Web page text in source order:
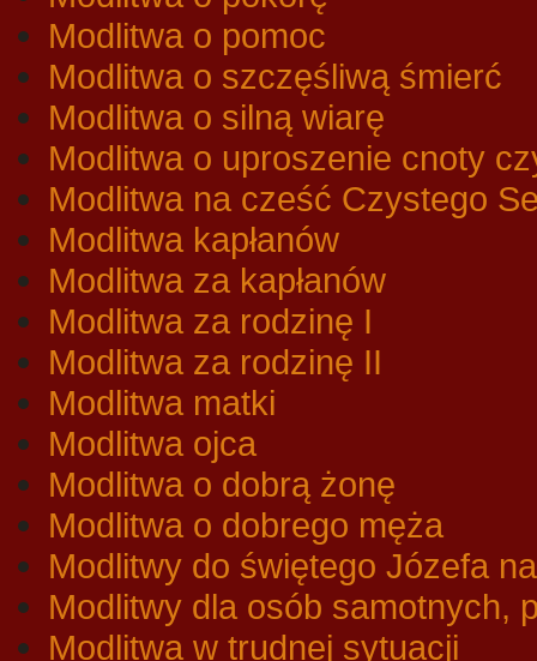
Modlitwa o pomoc
Modlitwa o szczęśliwą śmierć
Modlitwa o silną wiarę
Modlitwa o uproszenie cnoty
Modlitwa na cześć Czystego
Modlitwa kapłanów
Modlitwa za kapłanów
Modlitwa za rodzinę I
Modlitwa za rodzinę II
Modlitwa matki
Modlitwa ojca
Modlitwa o dobrą żonę
Modlitwa o dobrego męża
Modlitwy do świętego Józefa
Modlitwy dla osób samotnych,
Modlitwa w trudnej sytuacji